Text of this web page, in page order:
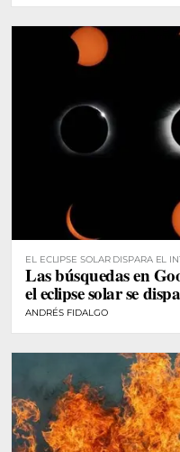
EL ECLIPSE SOLAR DISPARA EL
Las búsquedas en
el eclipse solar se
ANDRÉS FIDALGO